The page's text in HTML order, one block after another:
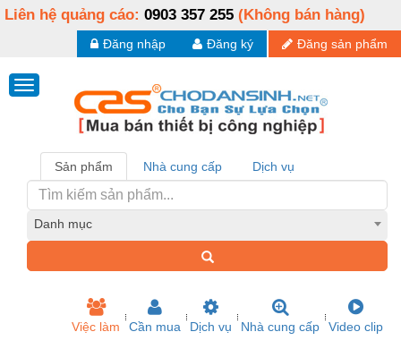
Liên hệ quảng cáo: 0903 357 255 (Không bán hàng)
Đăng sản phẩm
Đăng ký
Đăng nhập
Sản phẩm Nhà cung cấp Dịch vụ
Danh mục
Việc làm Cần mua Dịch vụ Nhà cung cấp Video clip